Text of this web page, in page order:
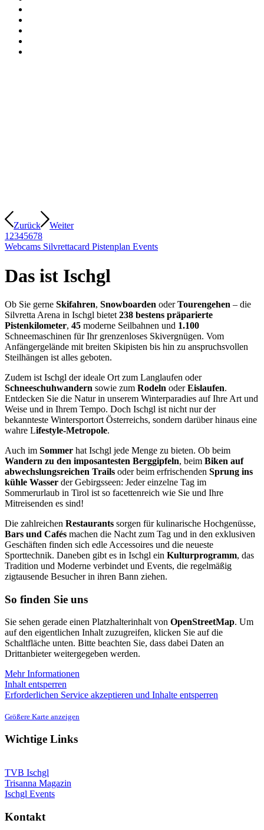
Zurück
Weiter
1 2345678
Webcams Silvrettacard Pistenplan Events
Das ist Ischgl
Ob Sie gerne Skifahren, Snowboarden oderTourengehen – die
Silvretta Arena in Ischgl bietet 238 bestens präparierte
Pistenkilometer, 45 moderne Seilbahnen und 1.100
Schneemaschinen für Ihr grenzenloses Skivergnügen. Vom
Anfängergelände mit breiten Skipisten bis hin zu anspruchsvollen
Steilhängen ist alles geboten.
Zudem ist Ischgl der ideale Ort zum Langlaufen oder
Schneeschuhwandern sowie zum Rodeln oderEislaufen.
Entdecken Sie die Natur in unserem Winterparadies auf Ihre Art und
Weise und in Ihrem Tempo. Doch Ischgl ist nicht nur der
bekannteste Wintersportort Österreichs, sondern darüber hinaus eine
wahre Lifestyle-Metropole.
Auch im Sommer hat Ischgl jede Menge zu bieten. Ob beim
Wandern zu den imposantesten Berggipfeln, beim Biken auf
abwechslungsreichen Trails oder beim erfrischenden Sprung ins
kühle Wasser der Gebirgsseen: Jeder einzelne Tag im
Sommerurlaub in Tirol ist so facettenreich wie Sie und Ihre
Mitreisenden es sind!
Die zahlreichen Restaurants sorgen für kulinarische Hochgenüsse,
Bars und Cafés machen die Nacht zum Tag und in den exklusiven
Geschäften finden sich edle Accessoires und die neueste
Sporttechnik. Daneben gibt es in Ischgl ein Kulturprogramm, das
Tradition und Moderne verbindet und Events, die regelmäßig
zigtausende Besucher in ihren Bann ziehen.
So finden Sie uns
Sie sehen gerade einen Platzhalterinhalt von OpenStreetMap. Um
auf den eigentlichen Inhalt zuzugreifen, klicken Sie auf die
Schaltfläche unten. Bitte beachten Sie, dass dabei Daten an
Drittanbieter weitergegeben werden.
Mehr Informationen
Inhalt entsperren
Erforderlichen Service akzeptieren und Inhalte entsperren
Größere Karte anzeigen
Wichtige Links
TVB Ischgl
Trisanna Magazin
Ischgl Events
Kontakt